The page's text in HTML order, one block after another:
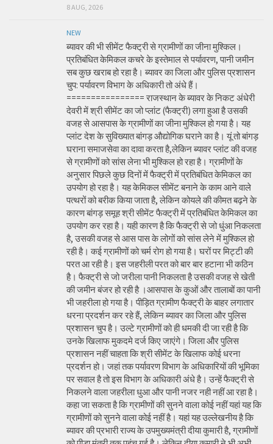
8 AUG, 2026
NEW
ब्यावर की भी सीमेंट फैक्ट्री से ग्रामीणों का जीना मुश्किल।
प्रतिबंधित केमिकल कचरे के इस्तेमाल से पर्यावरण, पानी जमीन
सब कुछ खराब हो रहा है। ब्यावर का जिला और पुलिस प्रशासन
चुप: पर्यावरण विभाग के अधिकारी तो अंधे हैं।
================ राजस्थान के ब्यावर के निकट अंधेरी
देवरी में श्री सीमेंट का जो प्लांट (फैक्ट्री) लगा हुआ है उसकी
वजह से आसपास के ग्रामीणों का जीना मुश्किल हो गया है। यह
प्लांट देश के सुविख्यात बांगड़ औद्योगिक घराने का है। यूं तो बांगड़
घराना समाजसेवा का दावा करता है,लेकिन ब्यावर प्लांट की वजह
से ग्रामीणों को सांस लेना भी मुश्किल हो रहा है। ग्रामीणों के
अनुसार पिछले कुछ दिनों में फैक्ट्री में प्रतिबंधित केमिकल का
उपयोग हो रहा है। यह केमिकल सीमेंट बनाने के काम आने वाले
पत्थरों को बरीक किया जाता है, लेकिन कोयले की कीमत बढ़ने के
कारण बांगड़ समूह श्री सीमेंट फैक्ट्री में प्रतिबंधित केमिकल का
उपयोग कर रहा है। यही कारण है कि फैक्ट्री से जो धुंआ निकलता
है, उसकी वजह से आस पास के लोगों को सांस लेने में मुश्किल हो
रही है। कई ग्रामीणों को चर्म रोग हो गया है। घरों पर मिट्टी की
परत आ रही है। इस जहरीली परत को बार बार हटाना भी कठिन
है। फैक्ट्री से जो जरीला पानी निकलता है उसकी वजह से खेती
की जमीन बंजर हो रही है ।आसपास के कुओं और तालाबों का पानी
भी जहरीला हो गया है। पीड़ित ग्रामीण फैक्ट्री के बाहर लगातार
धरना प्रदर्शन कर रहे हैं, लेकिन ब्यावर का जिला और पुलिस
प्रशासन चुप है। उल्टे ग्रामीणों को ही धमकी दी जा रही है कि
उनके खिलाफ मुकदमे दर्ज किए जाएंगे। जिला और पुलिस
प्रशासन नहीं चाहता कि श्री सीमेंट के खिलाफ कोई धरना
प्रदर्शन हो। जहां तक पर्यावरण विभाग के अधिकारियों की भूमिका
पर सवाल है तो इस विभाग के अधिकारी अंधे है। उन्हें फैक्ट्री से
निकलने वाला जहरीला धुआ और पानी नजर नही नहीं आ रहा है।
कहा जा सकता है कि ग्रामीणों की सुनने वाला कोई नहीं यहां यह कि
ग्रामीणों को सुनने वाला कोई नहीं है। यहां यह उल्लेखनीय है कि
ब्यावर की प्रभारी राज्य के उपमुख्यमंत्री दीया कुमारी है, ग्रामीणों